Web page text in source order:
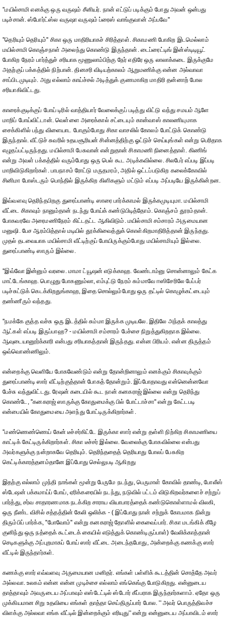
''மயில்சாமி எனக்கு ஒரு வருஷம் சீனியர். நான் எட்டுப் படிக்கும் போது அவன் ஒன்பது
படிச்சான். ஸ்போர்ட்ஸ்ல வருஷா வருஷம் ப்ரைஸ் வாங்குவான் அப்பவே''
''தெரியும் தெரியும்'' சிகா ஒரு மாதிரியாகச் சிரித்தாள். சிகாமணி போகிற இடமெல்லாம்
மயில்சாமி கொஞ்சநாள் அலைந்து கொண்டு இருந்தான். டைப்ரைட்டிங் இன்ஸ்டிடியூட்
போகிற நேரம் பார்த்துச் சரியாக மூணுலாம்பிற்கு நேர் எதிரே ஒரு லாலாக்கடை இருக்குமே
அதற்குப் பக்கத்தில் நிற்பான். தினசரி விடியற்காலம் ஆறுமணிக்கு என்ன அல்வாவா
சாப்பிடமுடியும். அது எல்லாம் காய்ச்சல் அடித்துக் குணமாகிற மாதிரி தன்னாற் போல
சரியாகிவிட்டது.
காரைக்குடிக்குப் போய் டிரில் வாத்தியார் வேலைக்குப் படித்து விட்டு வந்து சமயம் ஆளே
மாறிப் போய்விட்டான். வெள்ளை அரைக்கால் சட்டையும் கான்வாஸ் காலணியுமாக
சைக்கிளில் பந்து விளையாட போகும்போது சிகா வாசலில் கோலம் போட்டுக் கொண்டு
இருந்தால். வீட்டுச் சுவரில் உதயசூரியன் சின்னத்திற்கு ஓட்டுச் செய்யுங்கள் என்று பெரிதாக
எழுதப்பட்டிருந்தது. மயில்சாமி பேசுவான் என்றுதான் சிகாமணி நினைத்தாள். கிணிங்
என்று அவள் பக்கத்தில் வரும்போது ஒரு பெல் கூட அடிக்கவில்லை. சிலபேர் எப்படி இப்படி
மாறிவிடுகிறார்கள். பாபநாசம் ரோட்டு மருதமரம், அதில் ஒட்டப்படுகிற கலைக்கோவில்
சினிமா போஸ்டரும் பொந்தில் இருக்கிற கிளிகளும் மட்டும் எப்படி அப்படியே இருக்கின்றன.
இவ்வளவு தெரிந்தபிறகு துரைப்பாண்டி ஸாரை பார்க்காமல் இருக்கமுடியுமா. மயில்சாமி
வீட்டை சிகாவும் நானும்தான் நடந்து போய்க் கண்டுபிடித்தோம். கொஞ்சம் தூரம்தான்.
போகவரவே அரைமணிநேரம் கிட்டதட்ட ஆகிவிடும். மயில்சாமி சம்சாரம் அருமையான
மனுஷி. பேச ஆரம்பித்தால் மடியில் தூக்கிவைத்துக் கொள்கிறமாதிரித்தான் இருந்தது.
முதல் தடவையாக மயில்சாமி வீட்டிற்குப் போயிருக்கும்போது மயில்சாமியும் இல்லை.
துரைப்பாண்டி ஸாரும் இல்லை.
''இவ்வோ இன்னும் வரலை. மாமா ட்யூஷன் எடுக்காஹ. வேண்டாம்னு சொன்னாலும் கேட்க
மாட்டேங்காஹ. பொழுது போகணும்லா, எம்புட்டு நேரம் சும்மாவே ஈஸிசேரிலே பேப்பர்
படிச்சுட்டுக் கெடக்கிறதுங்காஹ, இதை சொல்லும்போது ஒரு தட்டில் கொழுக்கட்டையும்
தண்ணீரும் வந்தது.
''நமக்கே குத்த வச்சு ஒரு இடத்தில் சும்மா இருக்க முடியலே. இதிலே அந்தக் காலத்து
ஆட்கள் எப்படி இருப்பாஹ? - மயில்சாமி சம்சாரம் பேச்சை நிறுத்துகிறதாக இல்லை.
ஆவுடையானூர்க்காரி என்பது சரியாகத்தான் இருந்தது. என்ன பிரியம். என்ன திருத்தம்
ஒவ்வொண்ணிலும்.
என்றைக்கு வெளியே போகவேண்டும் என்று தோன்றினாலும் எனக்கும் சிகாவுக்கும்
துரைப்பாண்டி ஸார் வீட்டிற்குத்தான் போகத் தோன்றும். இப்போதாவது என்னென்னவோ
பேச்சு வந்துவிட்டது. ரேஷன் கடையில் கூட நான் கனகராஜ் இல்லை என்று தெரிந்து
கொண்டே, ''கனகராஜ் ஸாருக்கு கோதுமைக்கு பில் போட்டாச்சா'' என்று கேட்டபடி
என்பையில் கோதுமையை அளந்து போட்டிருக்கிறார்கள்.
''மண்ணெண்ணெய் கேன் டீச்சர்கிட்டே இருக்கா ஸார் என்று தள்ளி நிற்கிற சிகாமணியை
காட்டிக் கேட்டிருக்கிறார்கள். சிகா டீச்சர் இல்லை. வேலைக்கு போகவில்லை என்பது
அவர்களுக்கு நன்றாகவே தெரியும். தெரிந்ததைத் தெரியாது போலப் பேசுகிற
கெட்டிக்காரத்தனம்தானே இப்போது செல்லுபடி ஆகிறது
இதற்கு எல்லாம் முந்தி நாங்கள் மூன்று பேருமே நடந்து, பெருமாள் கோவில் தாண்டி, போலீஸ்
ஸ்டேஷன் பக்கமாய்ப் போய், ஏரிக்கரையில் நடந்து, நடுவில் பட்டம் விடுகிறவர்களைச் சற்றுப்
பார்த்து, சர்வ சாதாரணமாக நடக்கிற சாராய வியாபாரத்தைக் கண்டுகொள்ளாமல் விலகி,
ஒரு நீண்ட விசில் சத்தத்தின் கேலி ஒலிக்க - ( இப்போது நான் சற்றுக் கோபமாக நின்று
திரும்பிப் பார்க்க, ''போவோம்'' என்று கனகராஜ் தோளில் கைவைப்பார். சிகா மடங்கிக் கீழே
குனிந்து ஒரு நத்தைக் கூட்டைக் கையில் எடுத்துக் கொண்டிருப்பாள்) வேலிக்காத்தான்
செடிகளுக்கு அப்புறமாகப் போய் ஸார் வீட்டை அடைந்தபோது, அன்றைக்கு கணக்கு ஸார்
வீட்டில் இருந்தார்கள்.
கணக்கு ஸார் எவ்வளவு அருமையான மனிதர். எங்கள் பள்ளிக் கூடத்தின் சொத்தே அவர்
அல்லவா. உலகம் என்ன என்ன முடிச்சை எல்லாம் எங்கெங்கு போடுகிறது. என்னுடைய
தாத்தாவும் அவருடைய அப்பாவும் எஸ்டேட்டில் ஸ்டோர் கீப்பராக இருந்தார்களாம். ஏதோ ஒரு
முக்கியமான சிறு உதவியை எங்கள் தாத்தா செய்திருப்பார் போல. '' அவர் பொருத்திவச்ச
விளக்கு அல்லவா எங்க வீட்டில் இன்றைக்கும் எரியுது'' என்று என்னுடைய அப்பாவிடம் ஸார்